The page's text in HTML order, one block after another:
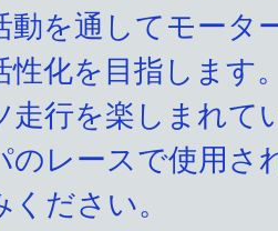
動を通してモータ
性化を目指します
行を楽しまれて
レースで使用さ
ださい。